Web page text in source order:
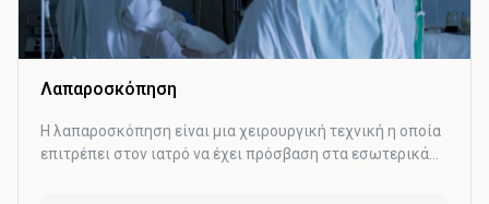
Λαπαροσκόπηση
Η λαπαροσκόπηση είναι μια χειρουργική τεχνική η οποία
επιτρέπει στον ιατρό να έχει πρόσβαση στα εσωτερικά